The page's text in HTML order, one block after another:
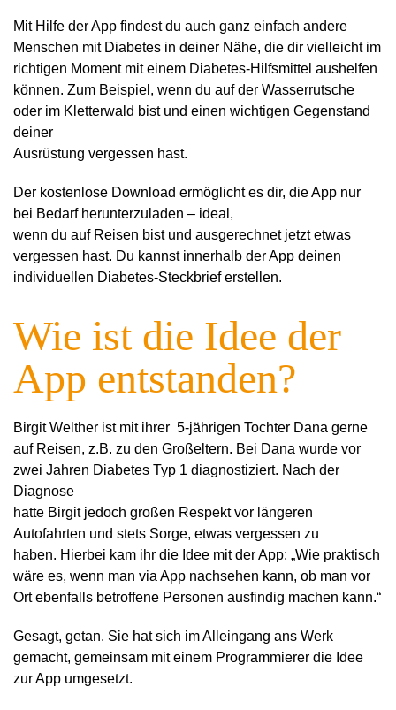
Mit Hilfe der App findest du auch ganz einfach andere
Menschen mit Diabetes in deiner Nähe, die dir vielleicht im
richtigen Moment mit einem Diabetes-Hilfsmittel aushelfen
können. Zum Beispiel, wenn du auf der Wasserrutsche
oder im Kletterwald bist und einen wichtigen Gegenstand
deiner
Ausrüstung vergessen hast.
Der kostenlose Download ermöglicht es dir, die App nur
bei Bedarf herunterzuladen – ideal,
wenn du auf Reisen bist und ausgerechnet jetzt etwas
vergessen hast. Du kannst innerhalb der App deinen
individuellen Diabetes-Steckbrief erstellen.
Wie ist die Idee der
App entstanden?
Birgit Welther ist mit ihrer 5-jährigen Tochter Dana gerne
auf Reisen, z.B. zu den Großeltern. Bei Dana wurde vor
zwei Jahren Diabetes Typ 1 diagnostiziert. Nach der
Diagnose
hatte Birgit jedoch großen Respekt vor längeren
Autofahrten und stets Sorge, etwas vergessen zu
haben. Hierbei kam ihr die Idee mit der App: „Wie praktisch
wäre es, wenn man via App nachsehen kann, ob man vor
Ort ebenfalls betroffene Personen ausfindig machen kann.“
Gesagt, getan. Sie hat sich im Alleingang ans Werk
gemacht, gemeinsam mit einem Programmierer die Idee
zur App umgesetzt.